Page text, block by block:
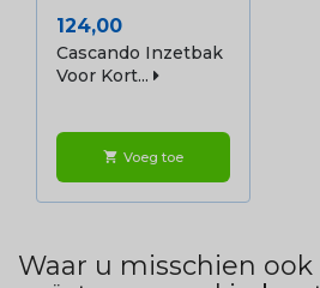
Prijs
124,00
Cascando Inzetbak
Voor Kort...
shopping_cart Voeg toe
Waar u misschien ook